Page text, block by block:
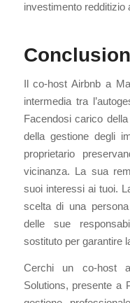
investimento
Il co-host Airbnb a
intermedia tra
Facendosi carico
della gestione degli
proprietario
vicinanza. La sua
suoi interessi ai tuoi.
scelta di una
delle sue
sostituto per garantire
Cerchi un co-host
Solutions, presente a